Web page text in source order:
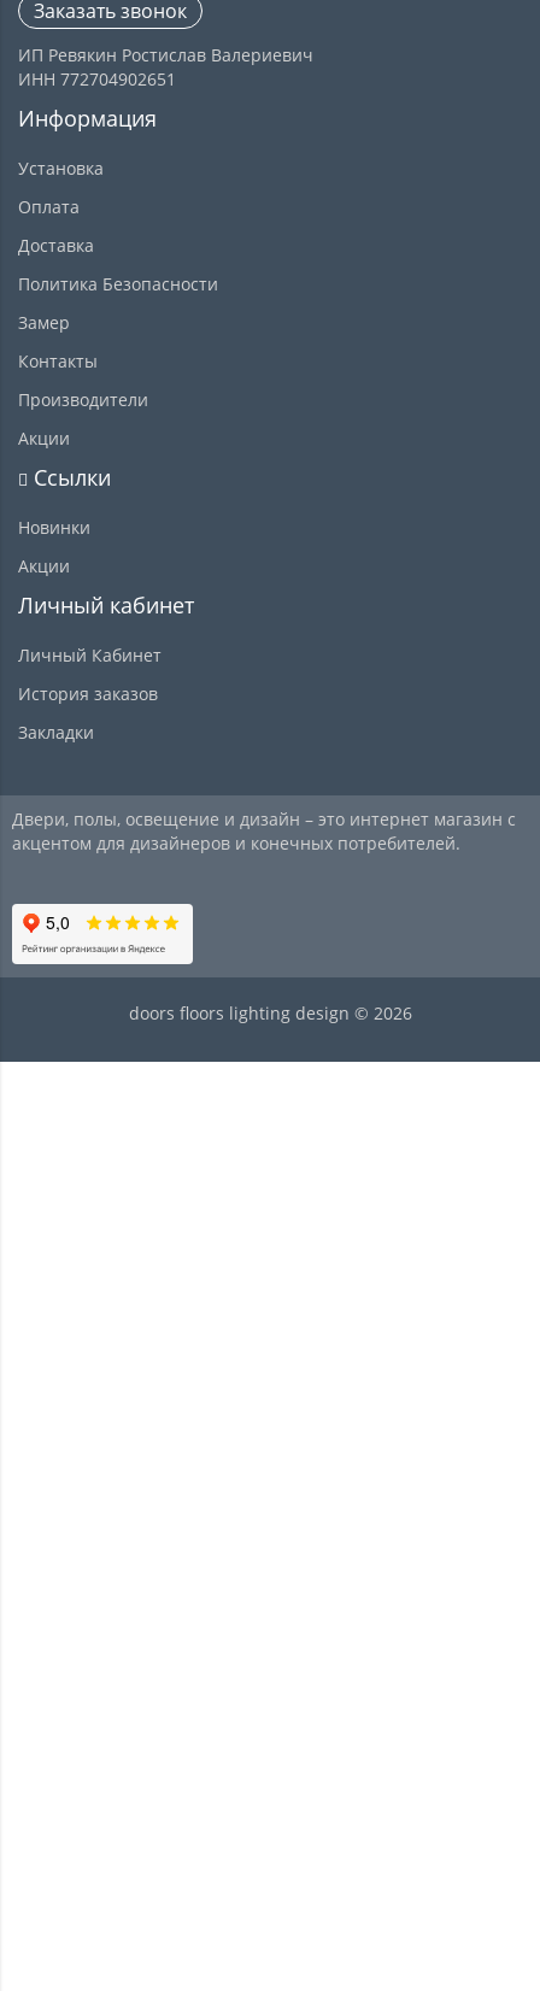
Заказать звонок
ИП Ревякин Ростислав Валериевич
ИНН 772704902651
Информация
Установка
Оплата
Доставка
Политика Безопасности
Замер
Контакты
Производители
Акции
Ссылки
Новинки
Акции
Личный кабинет
Личный Кабинет
История заказов
Закладки
Двери, полы, освещение и дизайн – это интернет магазин с
акцентом для дизайнеров и конечных потребителей.
doors floors lighting design © 2026